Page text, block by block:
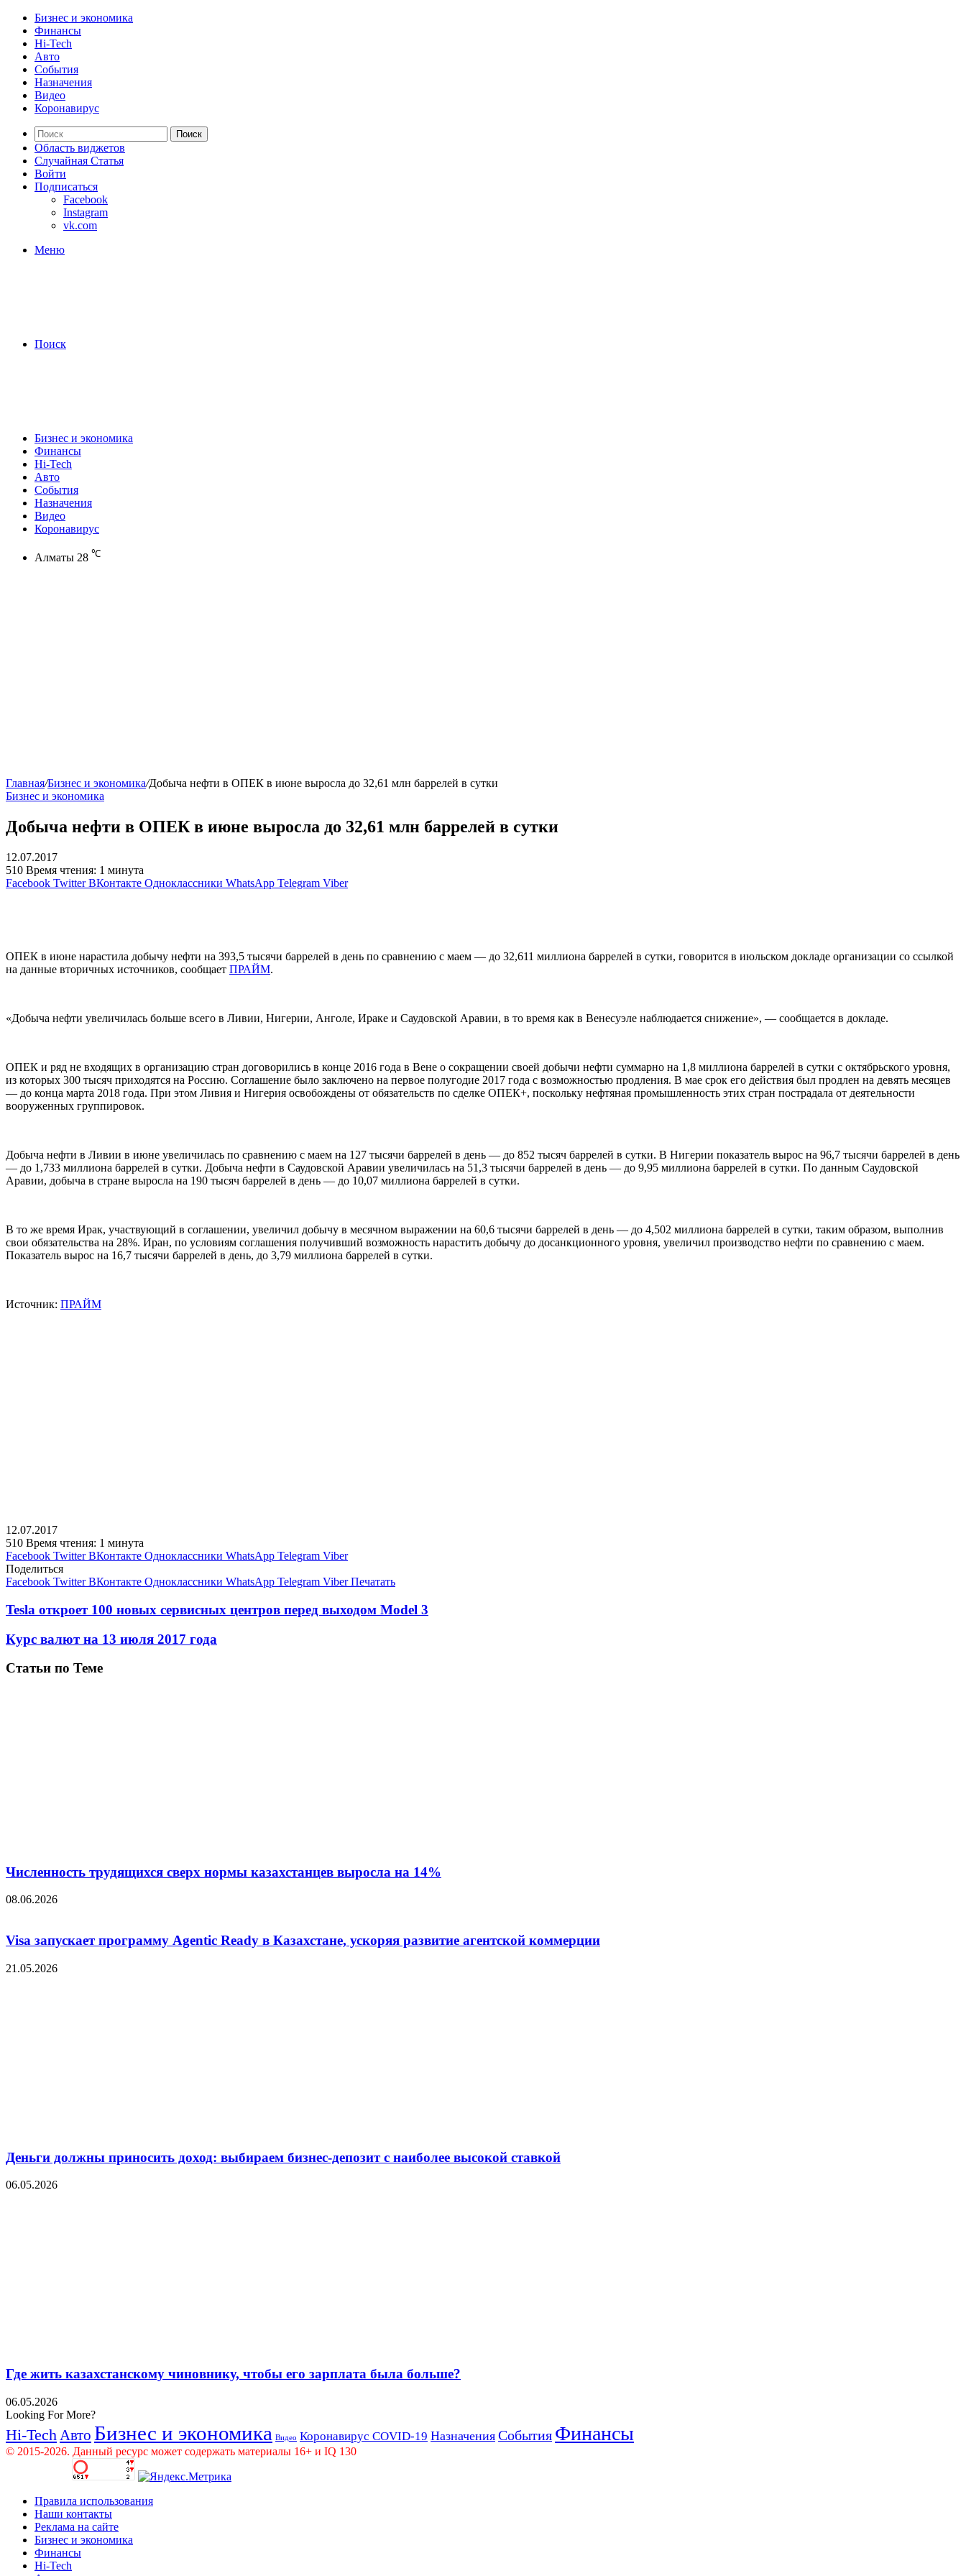
Бизнес и экономика
Финансы
Hi-Tech
Авто
События
Назначения
Видео
Коронавирус
Поиск
Область виджетов
Случайная Статья
Войти
Подписаться
Facebook
Instagram
vk.com
Меню
Поиск
Бизнес и экономика
Финансы
Hi-Tech
Авто
События
Назначения
Видео
Коронавирус
Алматы 28 ℃
Главная/Бизнес и экономика/Добыча нефти в ОПЕК в июне выросла до 32,61 млн баррелей в сутки
Бизнес и экономика
Добыча нефти в ОПЕК в июне выросла до 32,61 млн баррелей в сутки
12.07.2017
510 Время чтения: 1 минута
Facebook Twitter ВКонтакте Одноклассники WhatsApp Telegram Viber
ОПЕК в июне нарастила добычу нефти на 393,5 тысячи баррелей в день по сравнению с маем — до 32,611 миллиона баррелей в сутки, говорится в июльском докладе организации со ссылкой
на данные вторичных источников, сообщает ПРАЙМ.
«Добыча нефти увеличилась больше всего в Ливии, Нигерии, Анголе, Ираке и Саудовской Аравии, в то время как в Венесуэле наблюдается снижение», — сообщается в докладе.
ОПЕК и ряд не входящих в организацию стран договорились в конце 2016 года в Вене о сокращении своей добычи нефти суммарно на 1,8 миллиона баррелей в сутки с октябрьского уровня,
из которых 300 тысяч приходятся на Россию. Соглашение было заключено на первое полугодие 2017 года с возможностью продления. В мае срок его действия был продлен на девять месяцев
— до конца марта 2018 года. При этом Ливия и Нигерия освобождены от обязательств по сделке ОПЕК+, поскольку нефтяная промышленность этих стран пострадала от деятельности
вооруженных группировок.
Добыча нефти в Ливии в июне увеличилась по сравнению с маем на 127 тысячи баррелей в день — до 852 тысяч баррелей в сутки. В Нигерии показатель вырос на 96,7 тысячи баррелей в день
— до 1,733 миллиона баррелей в сутки. Добыча нефти в Саудовской Аравии увеличилась на 51,3 тысячи баррелей в день — до 9,95 миллиона баррелей в сутки. По данным Саудовской
Аравии, добыча в стране выросла на 190 тысяч баррелей в день — до 10,07 миллиона баррелей в сутки.
В то же время Ирак, участвующий в соглашении, увеличил добычу в месячном выражении на 60,6 тысячи баррелей в день — до 4,502 миллиона баррелей в сутки, таким образом, выполнив
свои обязательства на 28%. Иран, по условиям соглашения получивший возможность нарастить добычу до досанкционного уровня, увеличил производство нефти по сравнению с маем.
Показатель вырос на 16,7 тысячи баррелей в день, до 3,79 миллиона баррелей в сутки.
Источник: ПРАЙМ
12.07.2017
510 Время чтения: 1 минута
Facebook Twitter ВКонтакте Одноклассники WhatsApp Telegram Viber
Поделиться
Facebook Twitter ВКонтакте Одноклассники WhatsApp Telegram Viber Печатать
Tesla откроет 100 новых сервисных центров перед выходом Model 3‍
Курс валют на 13 июля 2017 года
Статьи по Теме
Численность трудящихся сверх нормы казахстанцев выросла на 14%
08.06.2026
Visa запускает программу Agentic Ready в Казахстане, ускоряя развитие агентской коммерции
21.05.2026
Деньги должны приносить доход: выбираем бизнес-депозит с наиболее высокой ставкой
06.05.2026
Где жить казахстанскому чиновнику, чтобы его зарплата была больше?
06.05.2026
Looking For More?
Hi-Tech Авто Бизнес и экономика Видео Коронавирус COVID-19 Назначения События Финансы
© 2015-2026. Данный ресурс может содержать материалы 16+ и IQ 130
Правила использования
Наши контакты
Реклама на сайте
Бизнес и экономика
Финансы
Hi-Tech